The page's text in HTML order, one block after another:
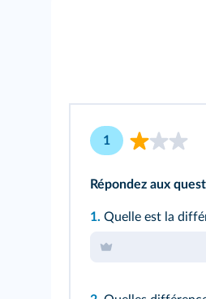
1
Répondez aux
1. Quelle est la